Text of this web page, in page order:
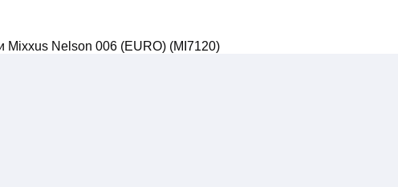
Mixxus Nelson 006 (EURO) (MI7120)